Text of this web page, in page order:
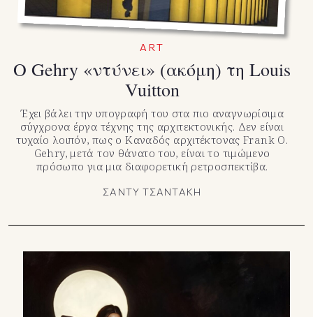
ART
Ο Gehry «ντύνει» (ακόμη) τη Louis
Vuitton
Έχει βάλει την υπογραφή του στα πιο αναγνωρίσιμα
σύγχρονα έργα τέχνης της αρχιτεκτονικής. Δεν είναι
τυχαίο λοιπόν, πως ο Καναδός αρχιτέκτονας Frank O.
Gehry, μετά τον θάνατο του, είναι το τιμώμενο
πρόσωπο για μια διαφορετική ρετροσπεκτίβα.
ΣΑΝΤΥ ΤΣΑΝΤΑΚΗ